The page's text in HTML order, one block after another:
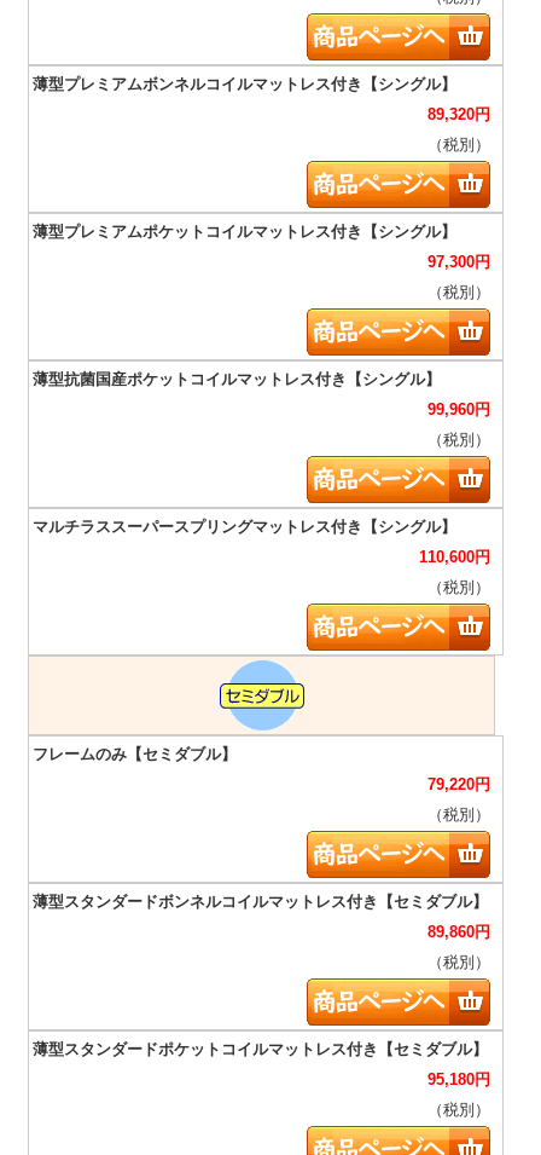
89,320円
（税別）
97,300円
（税別）
99,960円
（税別）
110,600円
（税別）
79,220円
（税別）
89,860円
（税別）
95,180円
（税別）